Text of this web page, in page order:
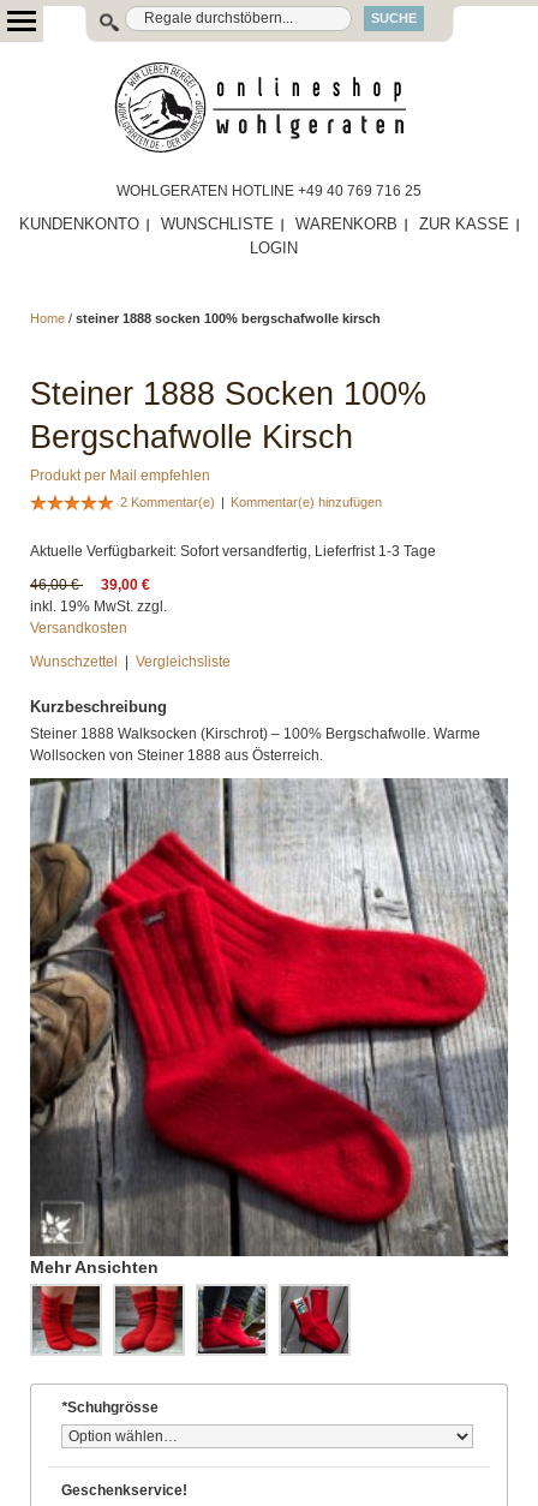
SUCHE
WOHLGERATEN HOTLINE +49 40 769 716 25
KUNDENKONTO WUNSCHLISTE WARENKORB
ZUR KASSE
LOGIN
Home / steiner 1888 socken 100% bergschafwolle kirsch
Steiner 1888 Socken 100%
Bergschafwolle Kirsch
Produkt per Mail empfehlen
2 Kommentar(e) | Kommentar(e) hinzufügen
Aktuelle Verfügbarkeit: Sofort versandfertig, Lieferfrist 1-3 Tage
46,00 €
39,00 €
inkl. 19% MwSt. zzgl.
Versandkosten
Wunschzettel
Vergleichsliste
Kurzbeschreibung
Steiner 1888 Walksocken (Kirschrot) – 100% Bergschafwolle. Warme
Wollsocken von Steiner 1888 aus Österreich.
Mehr Ansichten
*Schuhgrösse
Geschenkservice!